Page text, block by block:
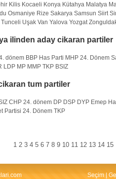
Kilis Kocaeli Konya Kütahya Malatya
Osmaniye Rize Sakarya Samsun Siirt
Tunceli Uşak Van Yalova Yozgat
ilinden aday cikaran partiler
dönem BBP Has Parti MHP 24. Dönem
LDP MP MMP TKP BSIZ
tum partiler
CHP 24. dönem DP DSP DYP Emep
Partisi 24. Dönem TKP
1 2 3 4 5 6 7 8 9 10 11 12 13 14 15
Seçim |